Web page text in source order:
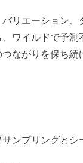
リエーション
ワイルドで予
ながりを保ち続
ンプリングと